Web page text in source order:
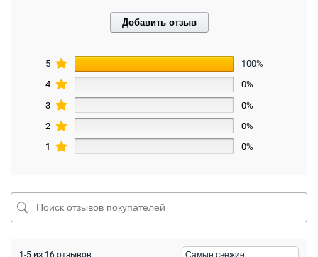
Добавить отзыв
5
100%
4
0%
3
0%
2
0%
1
0%